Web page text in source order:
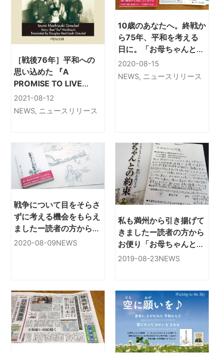
［戦後76年］平和への
思い込めた 『A
PROMISE TO LIVE
FOR』(英文）オーディ
オブックをAmazon
2021-08-12
NEWS, ニュースリリース
10歳のあなたへ。終戦か
ら75年、平和を考える
日に。「お母ちゃんとの
約束」いっちゃんとキヨ
シちゃんが歩いた満州五
2020-08-15
NEWS, ニュースリリース
戦争について目をそらさ
ずに考える機会をもらえ
ましたー読者の方から
「お母ちゃんとの約束」
2020-08-09NEWS
私も満州から引き揚げて
きましたー読者の方から
お便り「お母ちゃんとの
約束」を読んで
2019-08-23NEWS